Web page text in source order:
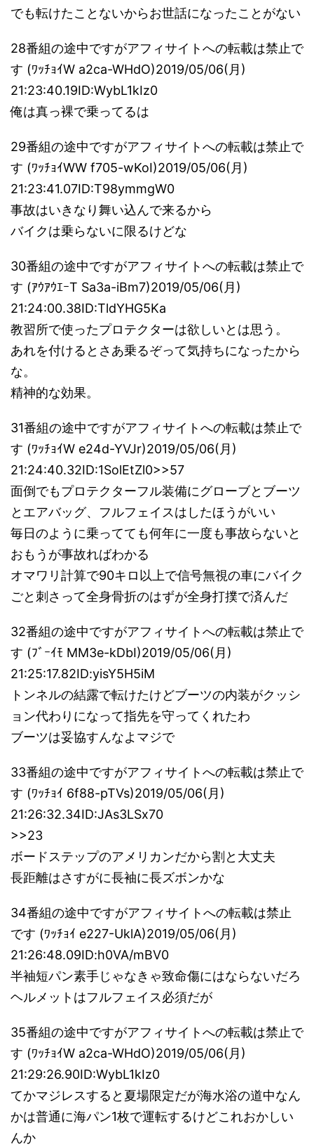
でも転けたことないからお世話になったことがない
28番組の途中ですがアフィサイトへの転載は禁止で
す (ﾜｯﾁｮｲW a2ca-WHdO)2019/05/06(月)
21:23:40.19ID:WybL1kIz0
俺は真っ裸で乗ってるは
29番組の途中ですがアフィサイトへの転載は禁止で
す (ﾜｯﾁｮｲWW f705-wKoI)2019/05/06(月)
21:23:41.07ID:T98ymmgW0
事故はいきなり舞い込んで来るから
バイクは乗らないに限るけどな
30番組の途中ですがアフィサイトへの転載は禁止で
す (ｱｳｱｳｴｰT Sa3a-iBm7)2019/05/06(月)
21:24:00.38ID:TldYHG5Ka
教習所で使ったプロテクターは欲しいとは思う。
あれを付けるとさあ乗るぞって気持ちになったから
な。
精神的な効果。
31番組の途中ですがアフィサイトへの転載は禁止で
す (ﾜｯﾁｮｲW e24d-YVJr)2019/05/06(月)
21:24:40.32ID:1SolEtZl0>>57
面倒でもプロテクターフル装備にグローブとブーツ
とエアバッグ、フルフェイスはしたほうがいい
毎日のように乗ってても何年に一度も事故らないと
おもうが事故ればわかる
オマワリ計算で90キロ以上で信号無視の車にバイク
ごと刺さって全身骨折のはずが全身打撲で済んだ
32番組の途中ですがアフィサイトへの転載は禁止で
す (ﾌﾞｰｲﾓ MM3e-kDbI)2019/05/06(月)
21:25:17.82ID:yisY5H5iM
トンネルの結露で転けたけどブーツの内装がクッシ
ョン代わりになって指先を守ってくれたわ
ブーツは妥協すんなよマジで
33番組の途中ですがアフィサイトへの転載は禁止で
す (ﾜｯﾁｮｲ 6f88-pTVs)2019/05/06(月)
21:26:32.34ID:JAs3LSx70
>>23
ボードステップのアメリカンだから割と大丈夫
長距離はさすがに長袖に長ズボンかな
34番組の途中ですがアフィサイトへの転載は禁止
です (ﾜｯﾁｮｲ e227-UklA)2019/05/06(月)
21:26:48.09ID:h0VA/mBV0
半袖短パン素手じゃなきゃ致命傷にはならないだろ
ヘルメットはフルフェイス必須だが
35番組の途中ですがアフィサイトへの転載は禁止で
す (ﾜｯﾁｮｲW a2ca-WHdO)2019/05/06(月)
21:29:26.90ID:WybL1kIz0
てかマジレスすると夏場限定だが海水浴の道中なん
かは普通に海パン1枚で運転するけどこれおかしい
んか